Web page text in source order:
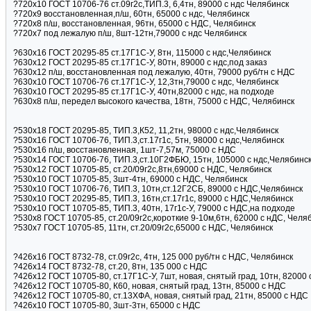
?720х10 ГОСТ 10706-76 ст.09г2с,ТИП.3, 6,4тн, 89000 с ндс Челябинск
?720х9 восстановленная,п/ш, 60тн, 65000 с ндс, Челябинск
?720х8 п/ш, восстановленная, 96тн, 65000 с НДС, Челябинск
?720х7 под лежалую п/ш, 8шт-12тн,79000 с ндс Челябинск
?630х16 ГОСТ 20295-85 ст.17Г1С-У, 8тн, 115000 с ндс,Челябинск
?630х12 ГОСТ 20295-85 ст.17Г1С-У, 80тн, 89000 с ндс,под заказ
?630х12 п/ш, восстановленная под лежалую, 40тн, 79000 руб/тн с НДС
?630х10 ГОСТ 10706-76 ст.17Г1С-У, 12,3тн,79000 с ндс, Челябинск
?630х10 ГОСТ 20295-85 ст.17Г1С-У, 40тн,82000 с ндс, на подходе
?630х8 п/ш, передел высокого качества, 18тн, 75000 с НДС, Челябинск
?530х18 ГОСТ 20295-85, ТИП.3,К52, 11,2тн, 98000 с ндс,Челябинск
?530х16 ГОСТ 10706-76, ТИП.3,ст.17г1с, 5тн, 98000 с ндс,Челябинск
?530х16 п/ш, восстановленная, 1шт-7,57м, 75000 с НДС
?530х14 ГОСТ 10706-76, ТИП.3,ст.10Г2ФБЮ, 15тн, 105000 с ндс,Челябинск
?530х12 ГОСТ 10705-85, ст.20/09г2с,8тн,69000 с НДС, Челябинск
?530х10 ГОСТ 10705-85, 3шт-4тн, 69000 с НДС, Челябинск
?530х10 ГОСТ 10706-76, ТИП.3, 10тн,ст.12Г2СБ, 89000 с НДС,Челябинск
?530х10 ГОСТ 20295-85, ТИП.3, 16тн,ст.17г1с, 89000 с НДС,Челябинск
?530х10 ГОСТ 10705-85, ТИП.3, 40тн, 17г1с-У, 79000 с НДС,на подходе
?530х8 ГОСТ 10705-85, ст.20/09г2с,короткие 9-10м,6тн, 62000 с нДС,
?530х7 ГОСТ 10705-85, 11тн, ст.20/09г2с,65000 с НДС, Челябинск
?426х16 ГОСТ 8732-78, ст.09г2с, 4тн, 125 000 руб/тн с НДС, Челябинск
?426х14 ГОСТ 8732-78, ст.20, 8тн, 135 000 с НДС
?426х12 ГОСТ 10705-80, ст.17Г1С-У, 7шт, новая, снятый град, 10тн, 82000
?426х12 ГОСТ 10705-80, К60, новая, снятый град, 13тн, 85000 с НДС
?426х12 ГОСТ 10705-80, ст.13ХФА, новая, снятый град, 21тн, 85000 с НДС
?426х10 ГОСТ 10705-80, 3шт-3тн, 65000 с НДС